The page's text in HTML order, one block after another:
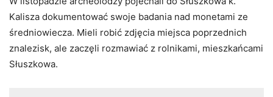
Kalisza dokumentować swoje badania nad monetami ze
średniowiecza. Mieli robić zdjęcia miejsca poprzednich
znalezisk, ale zaczęli rozmawiać z rolnikami, mieszkańcami
Słuszkowa.